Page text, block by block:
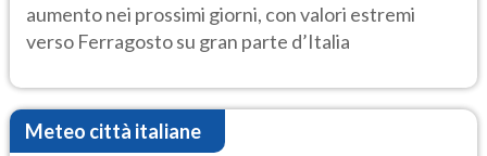
aumento nei prossimi giorni, con valori estremi
verso Ferragosto su gran parte d’Italia
Meteo città italiane